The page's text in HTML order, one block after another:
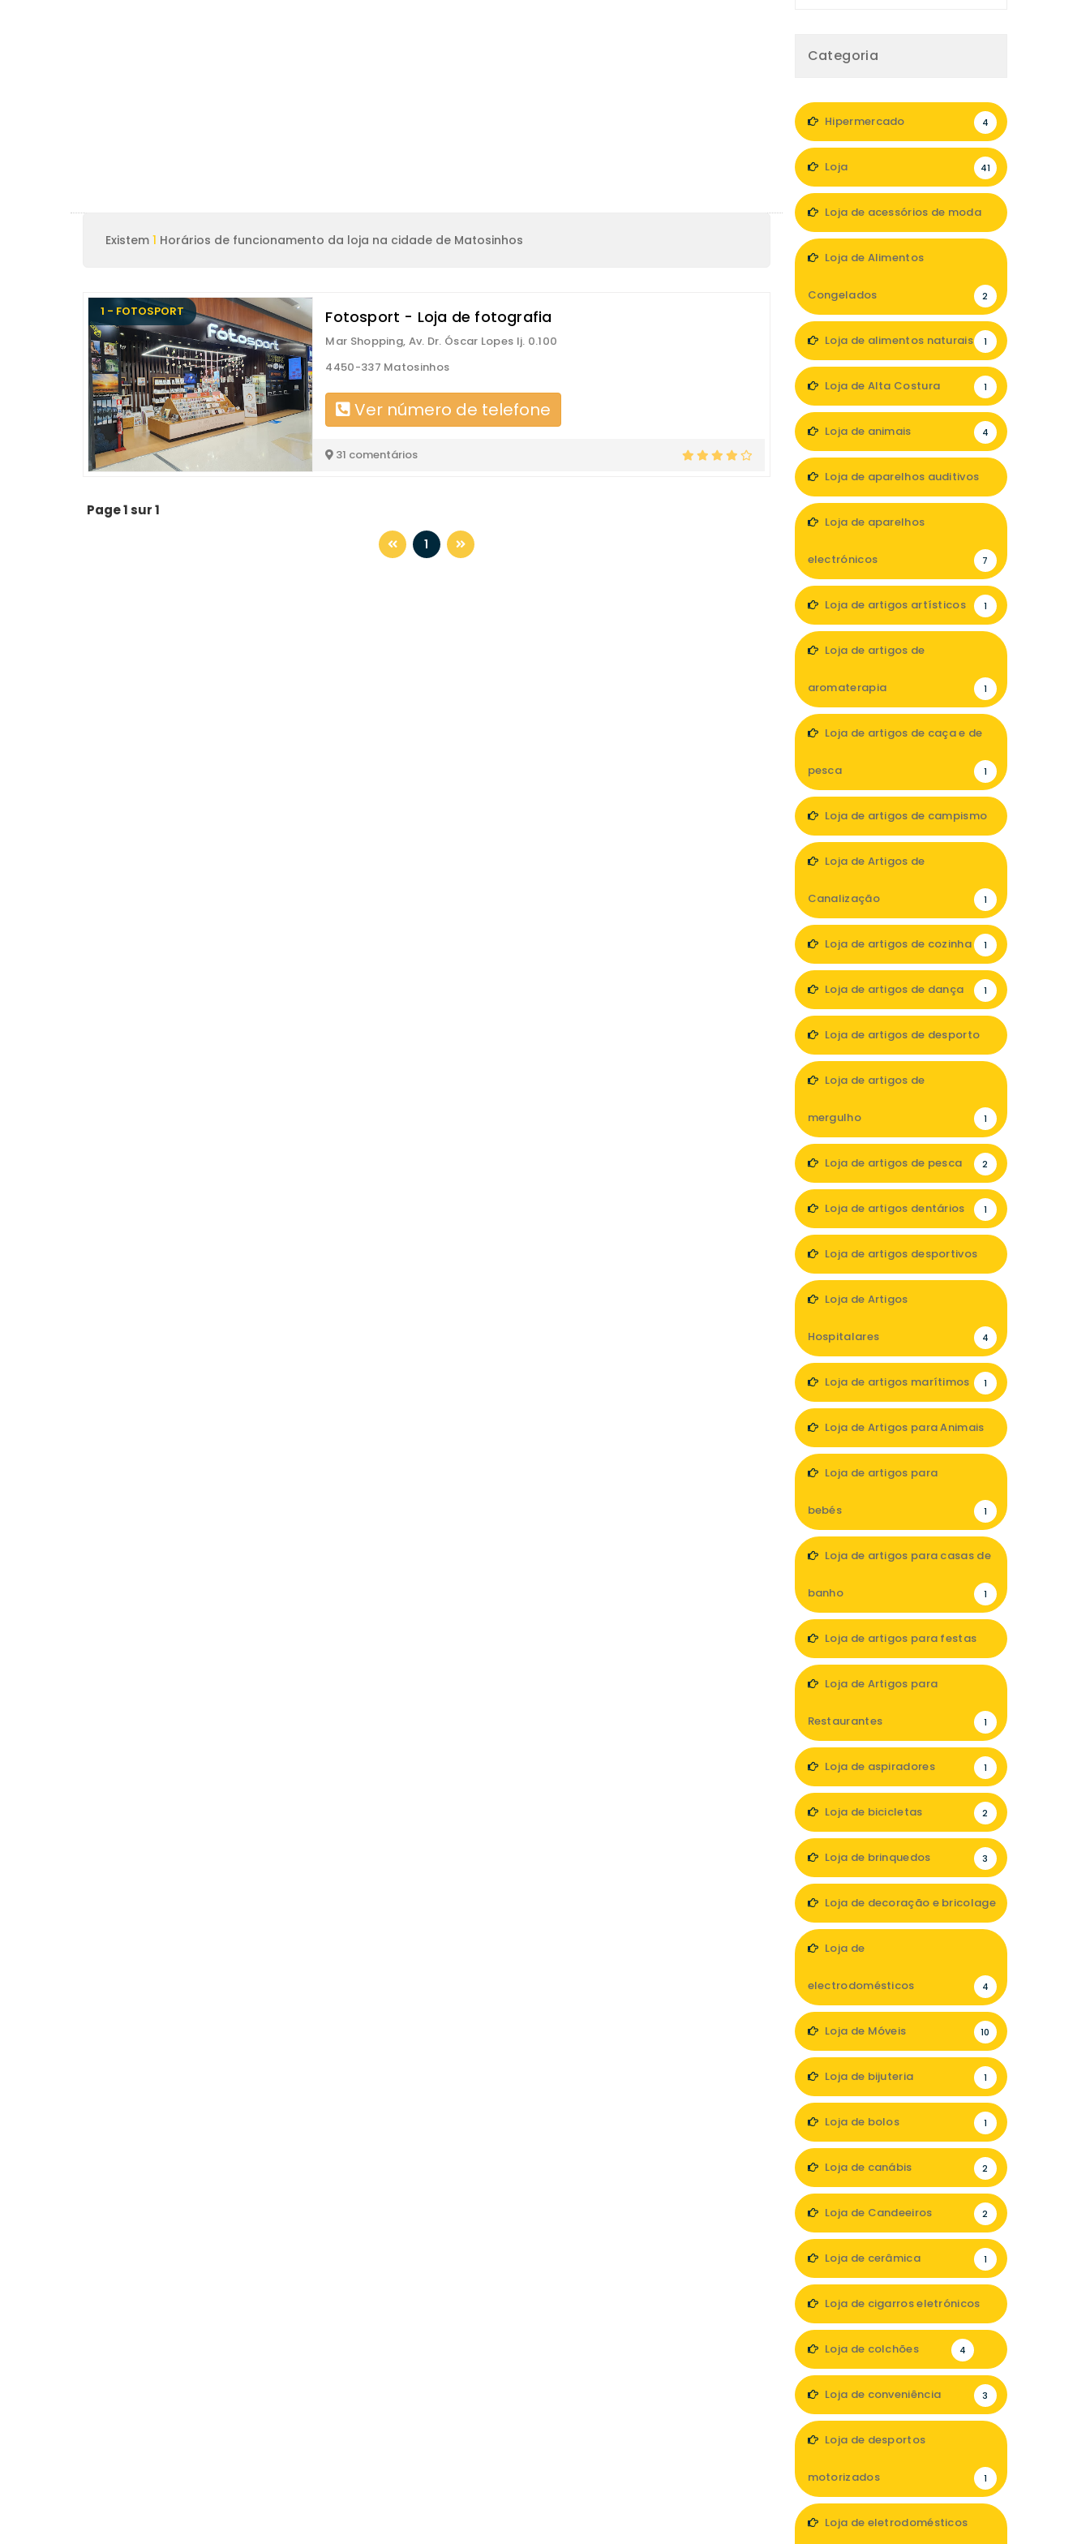
Existem 1 Horários de funcionamento da loja na cidade de Matosinhos
1 - FOTOSPORT Fotosport - Loja de fotografia
Mar Shopping, Av. Dr. Óscar Lopes lj. 0.100
4450-337 Matosinhos
Ver número de telefone
31 comentários
Page 1 sur 1
1
Categoria
Hipermercado 4
Loja 41
Loja de acessórios de moda
Loja de Alimentos
Congelados 2
Loja de alimentos naturais 1
Loja de Alta Costura 1
Loja de animais 4
Loja de aparelhos auditivos
Loja de aparelhos
electrónicos 7
Loja de artigos artísticos 1
Loja de artigos de
aromaterapia 1
Loja de artigos de caça e de
pesca 1
Loja de artigos de campismo
Loja de Artigos de
Canalização 1
Loja de artigos de cozinha 1
Loja de artigos de dança 1
Loja de artigos de desporto
Loja de artigos de
mergulho 1
Loja de artigos de pesca 2
Loja de artigos dentários 1
Loja de artigos desportivos
Loja de Artigos
Hospitalares 4
Loja de artigos marítimos 1
Loja de Artigos para Animais
Loja de artigos para
bebés 1
Loja de artigos para casas de
banho 1
Loja de artigos para festas
Loja de Artigos para
Restaurantes 1
Loja de aspiradores 1
Loja de bicicletas 2
Loja de brinquedos 3
Loja de decoração e bricolage
Loja de
electrodomésticos 4
Loja de Móveis 10
Loja de bijuteria 1
Loja de bolos 1
Loja de canábis 2
Loja de Candeeiros 2
Loja de cerâmica 1
Loja de cigarros eletrónicos
Loja de colchões 4
Loja de conveniência 3
Loja de desportos
motorizados 1
Loja de eletrodomésticos